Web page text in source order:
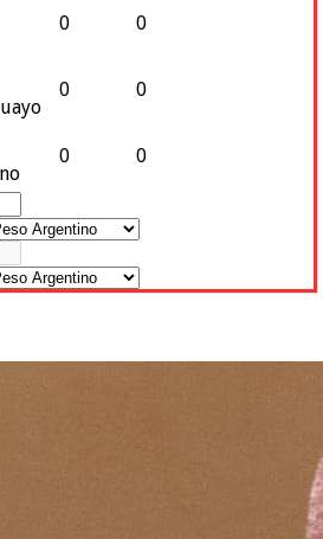
0 0
0 0
0 0